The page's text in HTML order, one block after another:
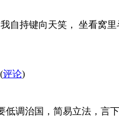
自持键向天笑， 坐看窝里
(评论)
低调治国，简易立法，